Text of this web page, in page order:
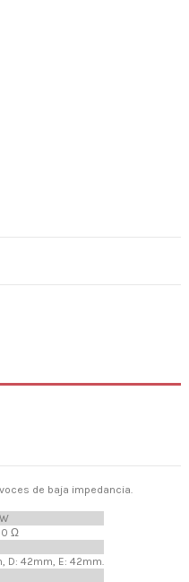
de baja impedancia.
Ω
D: 42mm, E: 42mm.